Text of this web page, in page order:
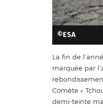
©ESA
La fin de
marquée par
Comète «
demi-teinte